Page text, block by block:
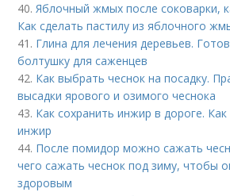
40.Яблочный жмых после соковарки,
Как сделать пастилу из яблочного
41. Глина для лечения деревьев.
болтушку для саженцев
42. Как выбрать чеснок на посадку.
высадки ярового и озимого чеснока
43. Как сохранить инжир в дороге.
инжир
44. После помидор можно сажать
чего сажать чеснок под зиму, чтобы
здоровым